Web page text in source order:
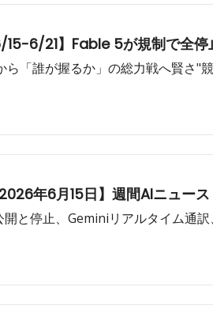
15-6/21】Fable 5が規制で全
「誰が握るか」の総力戦へ賢さ"
年6月15日】週間AIニュース
と停止、Geminiリアルタイム通